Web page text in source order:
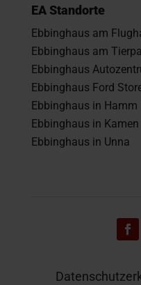
EA Standorte
Ebbinghaus am
Ebbinghaus am
Ebbinghaus
Ebbinghaus Ford
Ebbinghaus in Hamm
Ebbinghaus in Kamen
Ebbinghaus in Unna